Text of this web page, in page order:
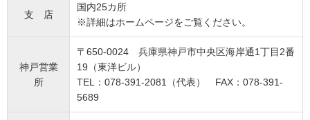
支 店
国内25カ所
※詳細はホームページをご覧ください。
神戸営業
所
〒650-0024 兵庫県神戸市中央区海岸通1丁目2番
19（東洋ビル）
TEL：078-391-2081（代表） FAX：078-391-
5689